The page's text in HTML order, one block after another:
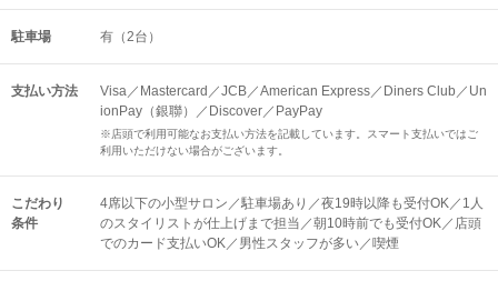
駐車場 有（2台）
支払い方法
Visa／Mastercard／JCB／American Express／Diners Club／Un
ionPay（銀聯）／Discover／PayPay
※店頭で利用可能なお支払い方法を記載しています。スマート支払いではご
利用いただけない場合がございます。
こだわり
条件
4席以下の小型サロン／駐車場あり／夜19時以降も受付OK／1人
のスタイリストが仕上げまで担当／朝10時前でも受付OK／店頭
でのカード支払いOK／男性スタッフが多い／喫煙